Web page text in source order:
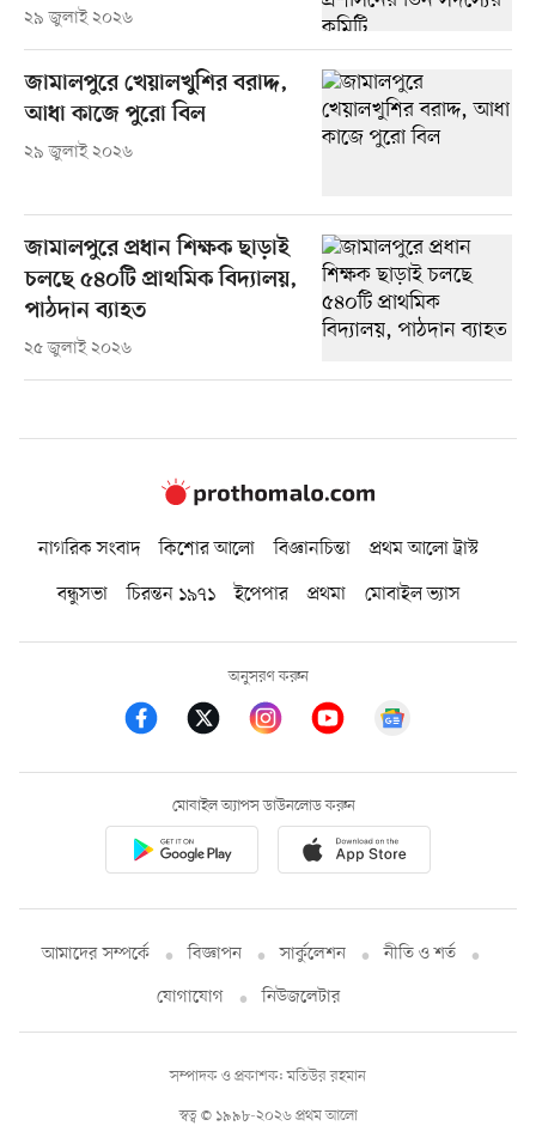
২৯ জুলাই ২০২৬
জামালপুরে খেয়ালখুশির বরাদ্দ,
আধা কাজে পুরো বিল
২৯ জুলাই ২০২৬
জামালপুরে প্রধান শিক্ষক ছাড়াই
চলছে ৫৪০টি প্রাথমিক বিদ্যালয়,
পাঠদান ব্যাহত
২৫ জুলাই ২০২৬
নাগরিক সংবাদ কিশোর আলো বিজ্ঞানচিন্তা
প্রথম আলো ট্রাস্ট
বন্ধুসভা
চিরন্তন ১৯৭১ ইপেপার প্রথমা মোবাইল ভ্যাস
অনুসরণ করুন
মোবাইল অ্যাপস ডাউনলোড করুন
আমাদের সম্পর্কে বিজ্ঞাপন সার্কুলেশন
নীতি ও শর্ত
যোগাযোগ
নিউজলেটার
স্বত্ব © ১৯৯৮-২০২৬ প্রথম আলো
সম্পাদক ও প্রকাশক: মতিউর রহমান